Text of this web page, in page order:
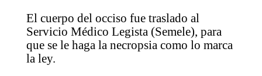
El cuerpo del occiso fue traslado al
Servicio Médico Legista (Semele), para
que se le haga la necropsia como lo marca
la ley.